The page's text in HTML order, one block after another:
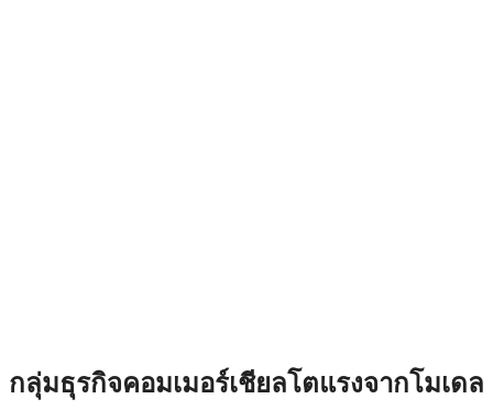
กลุ่มธุรกิจคอมเมอร์เชียลโตแรงจากโมเดล